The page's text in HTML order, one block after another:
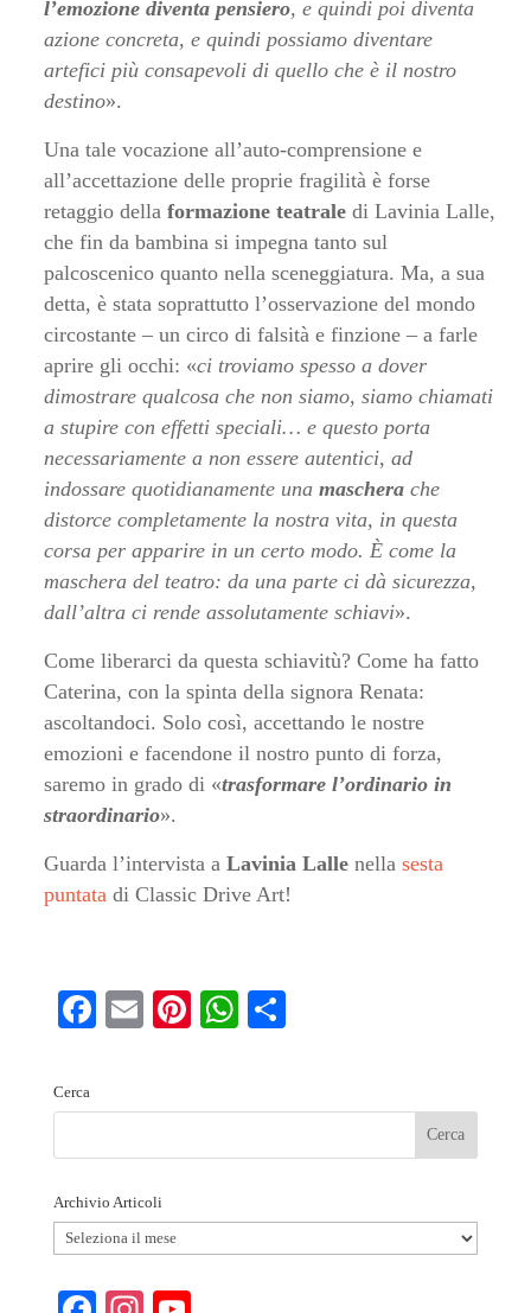
l’emozione diventa pensiero, e quindi poi diventa
azione concreta, e quindi possiamo diventare
artefici più consapevoli di quello che è il nostro
destino».
Una tale vocazione all’auto-comprensione e
all’accettazione delle proprie fragilità è forse
retaggio della formazione teatraledi Lavinia Lalle,
che fin da bambina si impegna tanto sul
palcoscenico quanto nella sceneggiatura. Ma, a sua
detta, è stata soprattutto l’osservazione del mondo
circostante – un circo di falsità e finzione – a farle
aprire gli occhi: «ci troviamo spesso a dover
dimostrare qualcosa che non siamo, siamo chiamati
a stupire con effetti speciali… e questo porta
necessariamente a non essere autentici, ad
indossare quotidianamente una mascherache
distorce completamente la nostra vita, in questa
corsa per apparire in un certo modo. È come la
maschera del teatro: da una parte ci dà sicurezza,
dall’altra ci rende assolutamente schiavi».
Come liberarci da questa schiavitù? Come ha fatto
Caterina, con la spinta della signora Renata:
ascoltandoci. Solo così, accettando le nostre
emozioni e facendone il nostro punto di forza,
saremo in grado di «trasformare l’ordinario in
straordinario».
Guarda l’intervista a Lavinia Lallenella sesta
puntata di Classic Drive Art!
Fa
ok
E
Pi
es
t
W
A
pp
Cerca
Archivio Articoli
Archivio